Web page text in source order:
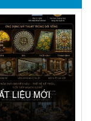
LIỆU MỚI